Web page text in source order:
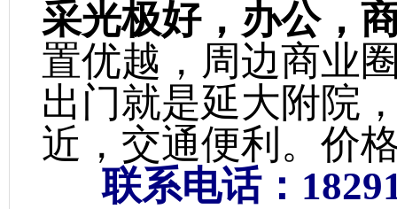
采光极好，办公，
置优越，周边商业
出门就是延大附院
近，交通便利。价
联系电话：